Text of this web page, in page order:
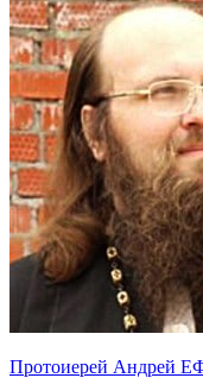
Протоиерей Андрей